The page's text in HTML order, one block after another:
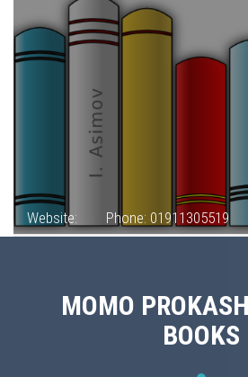
Website: Phone: 01911305519
MOMO
BOOKS